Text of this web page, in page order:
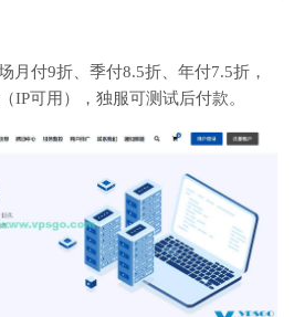
月付9折、季付8.5折、年付7.5折，
IP可用），独服可测试后付款。